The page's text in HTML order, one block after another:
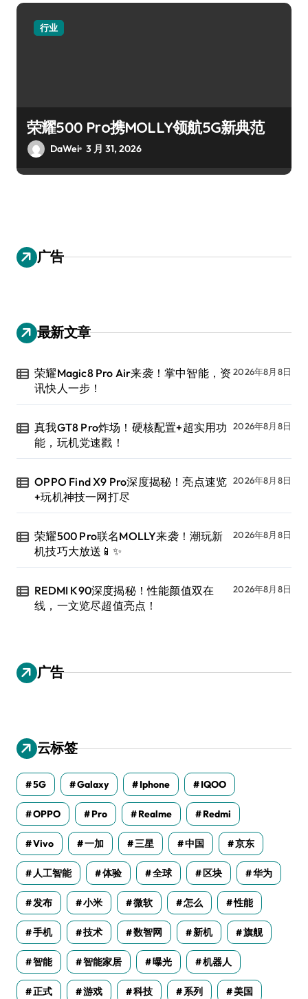
行业
荣耀500 Pro携MOLLY领航5G新典范
DaWei 3 月 31, 2026
广告
最新文章
荣耀Magic8 Pro Air来袭！掌中智能，资
讯快人一步！
2026年8月8日
真我GT8 Pro炸场！硬核配置+超实用功
能，玩机党速戳！
2026年8月8日
OPPO Find X9 Pro深度揭秘！亮点速览
+玩机神技一网打尽
2026年8月8日
荣耀500 Pro联名MOLLY来袭！潮玩新
机技巧大放送📱✨
2026年8月8日
REDMI K90深度揭秘！性能颜值双在
线，一文览尽超值亮点！
2026年8月8日
广告
云标签
5G Galaxy Iphone IQOO
OPPO Pro Realme Redmi
Vivo 一加 三星 中国 京东
人工智能 体验 全球 区块 华为
发布 小米 微软 怎么 性能
手机 技术 数智网 新机 旗舰
智能 智能家居 曝光 机器人
正式 游戏 科技 系列 美国